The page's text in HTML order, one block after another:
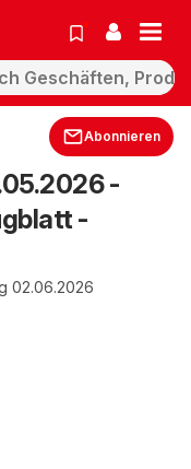
Abonnieren
-
-
02.06.2026